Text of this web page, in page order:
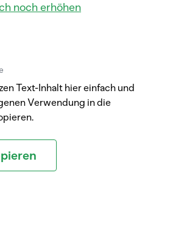
noch erhöhen
Text-Inhalt hier einfach und
Verwendung in die